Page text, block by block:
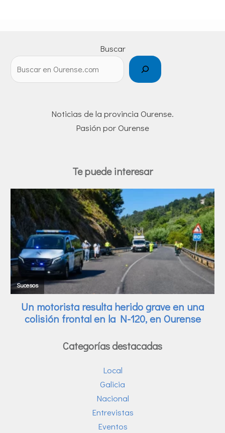
Buscar
Noticias de la provincia Ourense.
Pasión por Ourense
Te puede interesar
Categorías destacadas
Local
Galicia
Nacional
Entrevistas
Eventos